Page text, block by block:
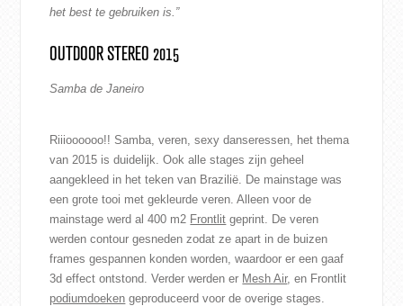
het best te gebruiken is.”
OUTDOOR STEREO 2015
Samba de Janeiro
Riiioooooo!! Samba, veren, sexy danseressen, het thema
van 2015 is duidelijk. Ook alle stages zijn geheel
aangekleed in het teken van Brazilië. De mainstage was
een grote tooi met gekleurde veren. Alleen voor de
mainstage werd al 400 m2 Frontlit geprint. De veren
werden contour gesneden zodat ze apart in de buizen
frames gespannen konden worden, waardoor er een gaaf
3d effect ontstond. Verder werden er Mesh Air, en Frontlit
podiumdoeken geproduceerd voor de overige stages.